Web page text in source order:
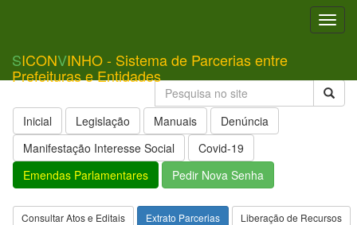
SICONVINHO - Sistema de Parcerias entre
Prefeituras e Entidades
Inicial Legislação Manuais
Denúncia
Manifestação Interesse Social
Covid-19
Emendas Parlamentares
Pedir Nova Senha
Consultar Atos e Editais Extrato Parcerias
Liberação de Recursos